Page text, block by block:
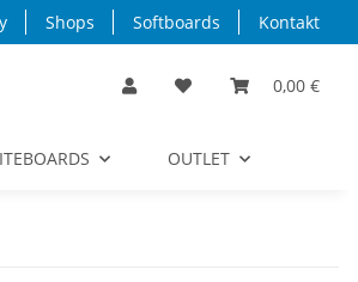
Shops Softboards Kontakt
0,00 €
OUTLET